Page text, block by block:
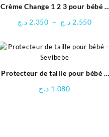
Crème Change 1 2 3 pour bébé –
2.350 د.ج – 2.550 د.ج
Plage
prix :
Protecteur de taille pour bébé –
1.080 د.ج